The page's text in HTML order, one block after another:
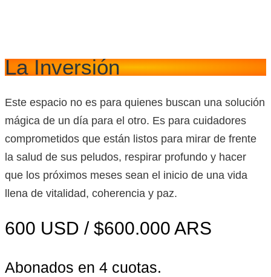
La Inversión
Este espacio no es para quienes buscan una solución
mágica de un día para el otro. Es para cuidadores
comprometidos que están listos para mirar de frente
la salud de sus peludos, respirar profundo y hacer
que los próximos meses sean el inicio de una vida
llena de vitalidad, coherencia y paz.
600 USD / $600.000 ARS
Abonados en 4 cuotas.